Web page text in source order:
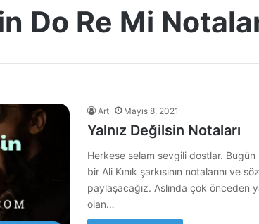
Do Re Mi
Art Mayıs 8, 2021
Yalnız Değilsin Notaları
Herkese selam sevgili dostlar.
bir Ali Kınık şarkısının notalarını ve
paylaşacağız. Aslında çok önceden
olan…